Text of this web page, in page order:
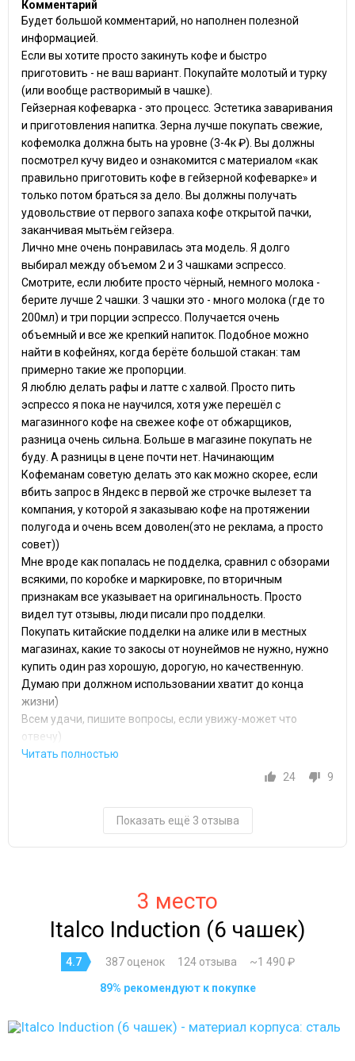
Комментарий
Будет большой комментарий, но наполнен полезной
информацией.
Если вы хотите просто закинуть кофе и быстро
приготовить - не ваш вариант. Покупайте молотый и турку
(или вообще растворимый в чашке).
Гейзерная кофеварка - это процесс. Эстетика заваривания
и приготовления напитка. Зерна лучше покупать свежие,
кофемолка должна быть на уровне (3-4к ₽). Вы должны
посмотрел кучу видео и ознакомится с материалом «как
правильно приготовить кофе в гейзерной кофеварке» и
только потом браться за дело. Вы должны получать
удовольствие от первого запаха кофе открытой пачки,
заканчивая мытьём гейзера.
Лично мне очень понравилась эта модель. Я долго
выбирал между объемом 2 и 3 чашками эспрессо.
Смотрите, если любите просто чёрный, немного молока -
берите лучше 2 чашки. 3 чашки это - много молока (где то
200мл) и три порции эспрессо. Получается очень
объемный и все же крепкий напиток. Подобное можно
найти в кофейнях, когда берёте большой стакан: там
примерно такие же пропорции.
Я люблю делать рафы и латте с халвой. Просто пить
эспрессо я пока не научился, хотя уже перешёл с
магазинного кофе на свежее кофе от обжарщиков,
разница очень сильна. Больше в магазине покупать не
буду. А разницы в цене почти нет. Начинающим
Кофеманам советую делать это как можно скорее, если
вбить запрос в Яндекс в первой же строчке вылезет та
компания, у которой я заказываю кофе на протяжении
полугода и очень всем доволен(это не реклама, а просто
совет))
Мне вроде как попалась не подделка, сравнил с обзорами
всякими, по коробке и маркировке, по вторичным
признакам все указывает на оригинальность. Просто
видел тут отзывы, люди писали про подделки.
Покупать китайские подделки на алике или в местных
магазинах, какие то закосы от ноунеймов не нужно, нужно
купить один раз хорошую, дорогую, но качественную.
Думаю при должном использовании хватит до конца
жизни)
Всем удачи, пишите вопросы, если увижу-может что
отвечу)
24 9
Показать ещё 3 отзыва
3 место
Italco Induction (6 чашек)
4.7 387 оценок 124 отзыва ~1 490 ₽
89% рекомендуют к покупке